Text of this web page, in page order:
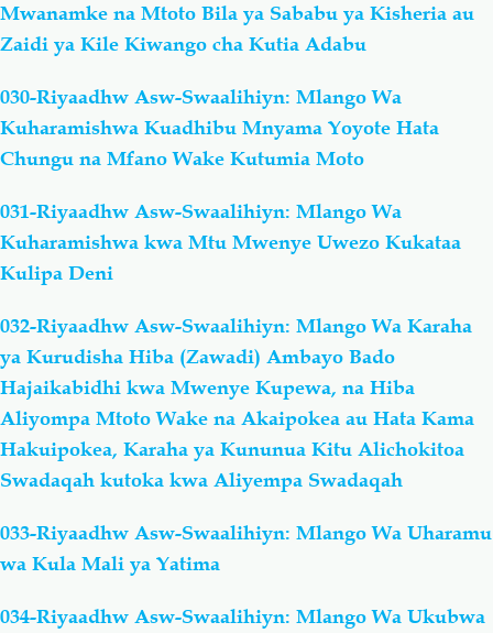
Mwanamke na Mtoto Bila ya Sababu ya Kisheria au
Zaidi ya Kile Kiwango cha Kutia Adabu
030-Riyaadhw Asw-Swaalihiyn: Mlango Wa
Kuharamishwa Kuadhibu Mnyama Yoyote Hata
Chungu na Mfano Wake Kutumia Moto
031-Riyaadhw Asw-Swaalihiyn: Mlango Wa
Kuharamishwa kwa Mtu Mwenye Uwezo Kukataa
Kulipa Deni
032-Riyaadhw Asw-Swaalihiyn: Mlango Wa Karaha
ya Kurudisha Hiba (Zawadi) Ambayo Bado
Hajaikabidhi kwa Mwenye Kupewa, na Hiba
Aliyompa Mtoto Wake na Akaipokea au Hata Kama
Hakuipokea, Karaha ya Kununua Kitu Alichokitoa
Swadaqah kutoka kwa Aliyempa Swadaqah
033-Riyaadhw Asw-Swaalihiyn: Mlango Wa Uharamu
wa Kula Mali ya Yatima
034-Riyaadhw Asw-Swaalihiyn: Mlango Wa Ukubwa